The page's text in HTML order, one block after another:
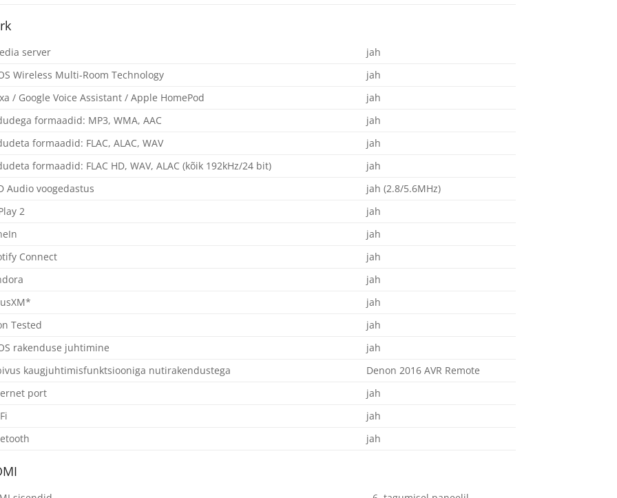
server
jah
Wireless Multi-Room Technology
jah
/ Google Voice Assistant / Apple HomePod
jah
formaadid: MP3, WMA, AAC
jah
formaadid: FLAC, ALAC, WAV
jah
formaadid: FLAC HD, WAV, ALAC (kõik 192kHz/24 bit)
jah
Audio voogedastus
jah (2.8/5.6MHz)
2
jah
jah
Connect
jah
jah
jah
Tested
jah
rakenduse juhtimine
jah
kaugjuhtimisfunktsiooniga nutirakendustega
Denon 2016 AVR Remote
port
jah
jah
jah